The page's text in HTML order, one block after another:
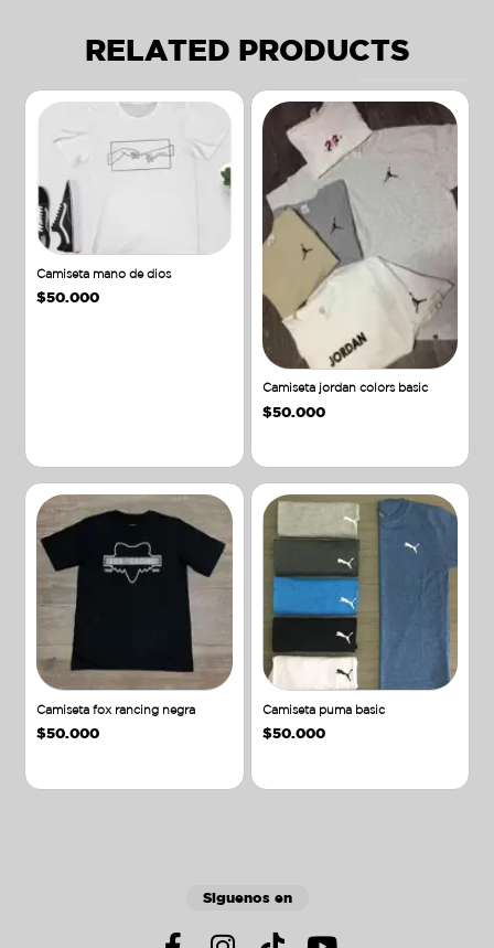
RELATED PRODUCTS
Camiseta mano de dios
$50.000
Camiseta jordan colors basic
$50.000
Camiseta fox rancing negra
$50.000
Camiseta puma basic
$50.000
Siguenos en